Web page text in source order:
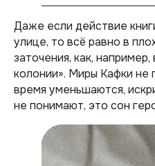
Даже если действие
улице, то всё равно в
заточения, как,
колонии». Миры Кафки не
время уменьшаются,
не понимают, это сон